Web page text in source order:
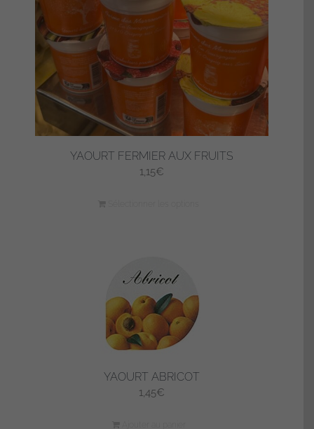
YAOURT FERMIER AUX FRUITS
1,15€
YAOURT ABRICOT
1,45€